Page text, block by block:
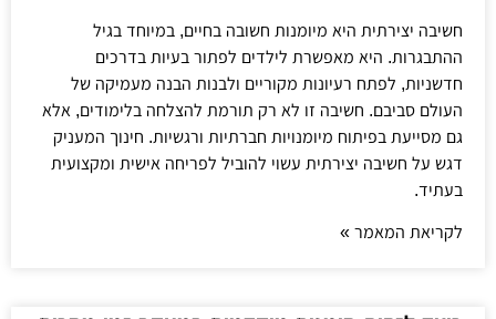
חשיבה יצירתית היא מיומנות חשובה בחיים, במיוחד בגיל
ההתבגרות. היא מאפשרת לילדים לפתור בעיות בדרכים
חדשניות, לפתח רעיונות מקוריים ולבנות הבנה מעמיקה של
העולם סביבם. חשיבה זו לא רק תורמת להצלחה בלימודים, אלא
גם מסייעת בפיתוח מיומנויות חברתיות ורגשיות. חינוך המעניק
דגש על חשיבה יצירתית עשוי להוביל לפריחה אישית ומקצועית
בעתיד.
לקריאת המאמר »